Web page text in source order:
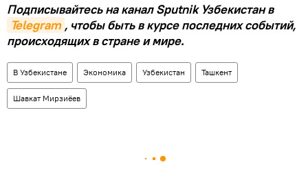
Подписывайтесь на канал Sputnik Узбекистан в
Telegram , чтобы быть в курсе последних событий,
происходящих в стране и мире.
В Узбекистане Экономика Узбекистан Ташкент
Шавкат Мирзиёев